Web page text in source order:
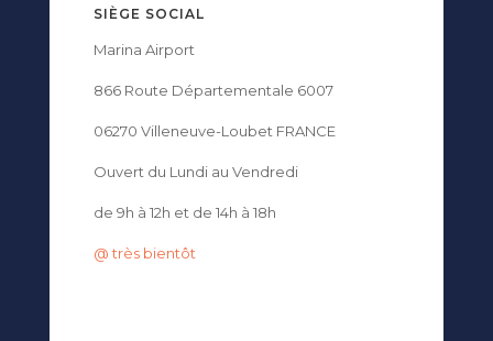
SIÈGE SOCIAL
Marina Airport
866 Route Départementale 6007
06270 Villeneuve-Loubet FRANCE
Ouvert du Lundi au Vendredi
de 9h à 12h et de 14h à 18h
@ très bientôt